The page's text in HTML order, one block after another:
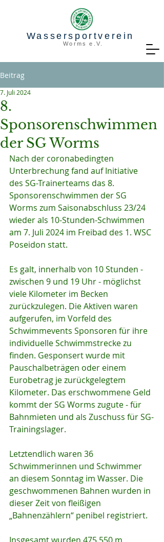
Wassersportverein
Worms e.V.
Beitrag
8.
Sponsorenschwimmen
der SG Worms
7. Juli 2024
Nach der coronabedingten
Unterbrechung fand auf Initiative
des SG-Trainerteams das 8.
Sponsorenschwimmen der SG
Worms zum Saisonabschluss 23/24
wieder als 10-Stunden-Schwimmen
am 7. Juli 2024 im Freibad des 1. WSC
Poseidon statt.
Es galt, innerhalb von 10 Stunden -
zwischen 9 und 19 Uhr - möglichst
viele Kilometer im Becken
zurückzulegen. Die Aktiven waren
aufgerufen, im Vorfeld des
Schwimmevents Sponsoren für ihre
individuelle Schwimmstrecke zu
finden. Gesponsert wurde mit
Pauschalbeträgen oder einem
Eurobetrag je zurückgelegtem
Kilometer. Das erschwommene Geld
kommt der SG Worms zugute - für
Bahnmieten und als Zuschuss für SG-
Trainingslager.
Letztendlich waren 36
Schwimmerinnen und Schwimmer
an diesem Sonntag im Wasser. Die
geschwommenen Bahnen wurden in
dieser Zeit von fleißigen
„Bahnenzählern“ penibel registriert.